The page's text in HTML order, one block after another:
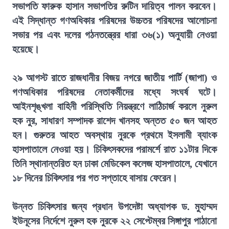
সভাপতি ফারুক হাসান সভাপতির রুটিন দায়িত্ব পালন করবেন।
এই সিদ্ধান্ত গণঅধিকার পরিষদের উচ্চতর পরিষদের আলোচনা
সভার পর এবং দলের গঠনতন্ত্রের ধারা ৩৬(১) অনুযায়ী নেওয়া
হয়েছে।
২৯ আগস্ট রাতে রাজধানীর বিজয় নগরে জাতীয় পার্টি (জাপা) ও
গণঅধিকার পরিষদের নেতাকর্মীদের মধ্যে সংঘর্ষ ঘটে।
আইনশৃঙ্খলা বাহিনী পরিস্থিতি নিয়ন্ত্রণে লাঠিচার্জ করলে নুরুল
হক নুর, সাধারণ সম্পাদক রাশেদ খানসহ অন্তত ৫০ জন আহত
হন। গুরুতর আহত অবস্থায় নুরকে প্রথমে ইসলামী ব্যাংক
হাসপাতালে নেওয়া হয়। চিকিৎসকদের পরামর্শে রাত ১১টার দিকে
তিনি স্থানান্তরিত হন ঢাকা মেডিকেল কলেজ হাসপাতালে, যেখানে
১৮ দিনের চিকিৎসার পর গত সপ্তাহে বাসায় ফেরেন।
উন্নত চিকিৎসার জন্য প্রধান উপদেষ্টা অধ্যাপক ড. মুহাম্মদ
ইউনূসের নির্দেশে নুরুল হক নুরকে ২২ সেপ্টেম্বর সিঙ্গাপুর পাঠানো